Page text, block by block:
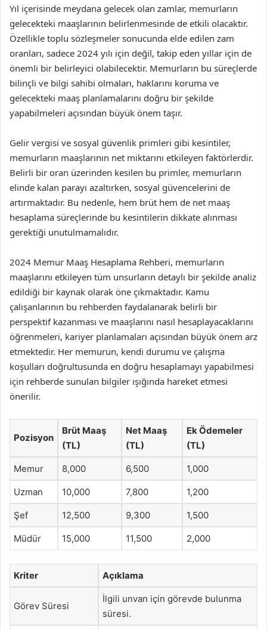
Yıl içerisinde meydana gelecek olan zamlar, memurların
gelecekteki maaşlarının belirlenmesinde de etkili olacaktır.
Özellikle toplu sözleşmeler sonucunda elde edilen zam
oranları, sadece 2024 yılı için değil, takip eden yıllar için de
önemli bir belirleyici olabilecektir. Memurların bu süreçlerde
bilinçli ve bilgi sahibi olmaları, haklarını koruma ve
gelecekteki maaş planlamalarını doğru bir şekilde
yapabilmeleri açısından büyük önem taşır.
Gelir vergisi ve sosyal güvenlik primleri gibi kesintiler,
memurların maaşlarının net miktarını etkileyen faktörlerdir.
Belirli bir oran üzerinden kesilen bu primler, memurların
elinde kalan parayı azaltırken, sosyal güvencelerini de
artırmaktadır. Bu nedenle, hem brüt hem de net maaş
hesaplama süreçlerinde bu kesintilerin dikkate alınması
gerektiği unutulmamalıdır.
2024 Memur Maaş Hesaplama Rehberi, memurların
maaşlarını etkileyen tüm unsurların detaylı bir şekilde analiz
edildiği bir kaynak olarak öne çıkmaktadır. Kamu
çalışanlarının bu rehberden faydalanarak belirli bir
perspektif kazanması ve maaşlarını nasıl hesaplayacaklarını
öğrenmeleri, kariyer planlamaları açısından büyük önem arz
etmektedir. Her memurun, kendi durumu ve çalışma
koşulları doğrultusunda en doğru hesaplamayı yapabilmesi
için rehberde sunulan bilgiler ışığında hareket etmesi
önerilir.
Pozisyon
Brüt Maaş
(TL)
Net Maaş
(TL)
Ek Ödemeler
(TL)
Memur 8,000 6,500 1,000
Uzman 10,000 7,800 1,200
Şef 12,500 9,300 1,500
Müdür 15,000 11,500 2,000
Kriter Açıklama
Görev Süresi
İlgili unvan için görevde bulunma
süresi.